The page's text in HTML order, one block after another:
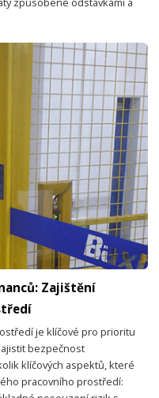
Zajištění
je klíčové pro prioritu
bezpečnost
klíčových aspektů, které
pracovního prostředí: